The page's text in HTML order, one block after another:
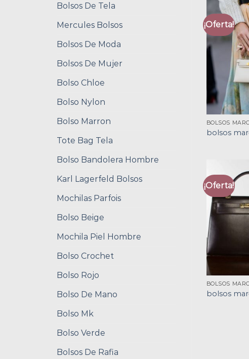
Bolsos De Tela
Mercules Bolsos
Bolsos De Moda
Bolsos De Mujer
Bolso Chloe
Bolso Nylon
Bolso Marron
Tote Bag Tela
Bolso Bandolera Hombre
Karl Lagerfeld Bolsos
Mochilas Parfois
Bolso Beige
Mochila Piel Hombre
Bolso Crochet
Bolso Rojo
Bolso De Mano
Bolso Mk
Bolso Verde
Bolsos De Rafia
¡Oferta!
BOLSOS
bolsos
¡Oferta!
BOLSOS
bolsos